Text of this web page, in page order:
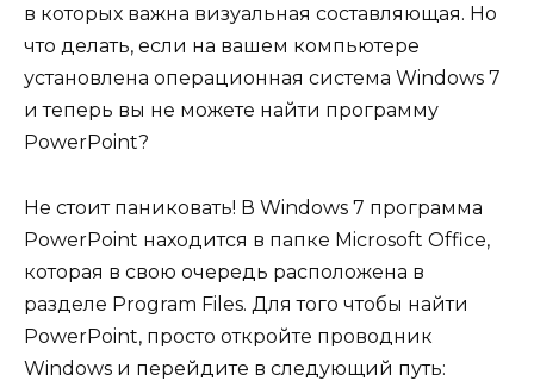
в которых важна визуальная составляющая. Но
что делать, если на вашем компьютере
установлена операционная система Windows 7
и теперь вы не можете найти программу
PowerPoint?
Не стоит паниковать! В Windows 7 программа
PowerPoint находится в папке Microsoft Office,
которая в свою очередь расположена в
разделе Program Files. Для того чтобы найти
PowerPoint, просто откройте проводник
Windows и перейдите в следующий путь: